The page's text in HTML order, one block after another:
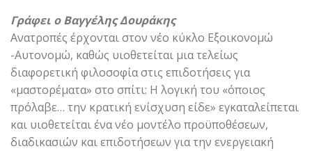
Γράφει ο Βαγγέλης Δουράκης
Ανατροπές έρχονται στον νέο κύκλο Εξοικονομώ
-Αυτονομώ, καθώς υιοθετείται μια τελείως
διαφορετική φιλοσοφία στις επιδοτήσεις για
«μαστορέματα» στο σπίτι: Η λογική του «όποιος
πρόλαβε… την κρατική ενίσχυση είδε» εγκαταλείπεται
και υιοθετείται ένα νέο μοντέλο προϋποθέσεων,
διαδικασιών και επιδοτήσεων για την ενεργειακή